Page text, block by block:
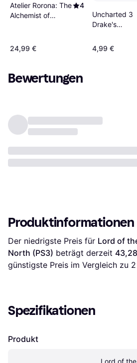
Atelier Rorona: The
Alchemist of
4
24,99 €
Uncharted 3
Drake's
Pal
4,99 €
Bewertungen
Produktinformationen
Der niedrigste Preis für Lord of
North (PS3) beträgt derzeit
günstigste Preis im Vergleich zu 2
Spezifikationen
Produkt